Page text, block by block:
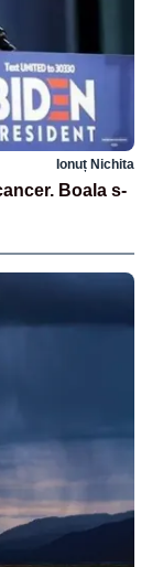
Ionuț Nichita
Boala s-